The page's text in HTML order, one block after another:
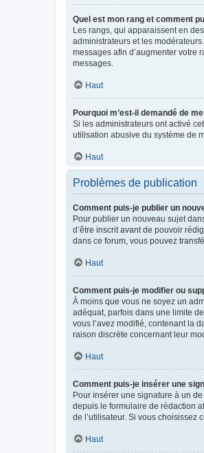
Quel est mon rang et comment
Les rangs, qui apparaissent en
administrateurs et les
messages afin d’augmenter votre
messages.
Haut
Pourquoi m’est-il demandé de
Si les administrateurs ont activé
utilisation abusive du système de
Haut
Problèmes de publication
Comment puis-je publier un
Pour publier un nouveau sujet
d’être inscrit avant de pouvoir
dans ce forum, vous pouvez
Haut
Comment puis-je modifier ou
À moins que vous ne soyez un
adéquat, parfois dans une limite
vous l’avez modifié, contenant la
raison discrète concernant leur
Haut
Comment puis-je insérer une
Pour insérer une signature à un
depuis le formulaire de rédaction
de l’utilisateur. Si vous choisissez
Haut